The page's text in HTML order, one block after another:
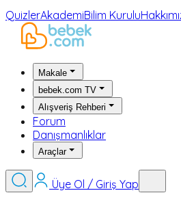
QuizlerAkademiBilim Kurulu
Makale
bebek.com TV
Alışveriş Rehberi
Forum
Danışmanlıklar
Araçlar
Üye Ol / Giriş Yap